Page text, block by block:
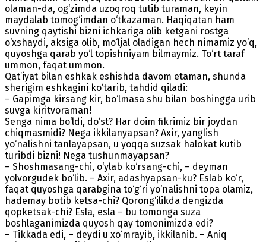
olaman-da, og‘zimda uzoqroq tutib turaman, keyin
maydalab tomog‘imdan o‘tkazaman. Haqiqatan ham
suvning qaytishi bizni ichkariga olib ketgani rostga
o‘xshaydi, aksiga olib, mo‘ljal oladigan hech nimamiz yo‘q,
quyoshga qarab yo‘l topishniyam bilmaymiz. To‘rt taraf
ummon, faqat ummon.
Qat’iyat bilan eshkak eshishda davom etaman, shunda
sherigim eshkagini ko‘tarib, tahdid qiladi:
– Gapimga kirsang kir, bo‘lmasa shu bilan boshingga urib
suvga kiritvoraman!
Senga nima bo‘ldi, do‘st? Har doim fikrimiz bir joydan
chiqmasmidi? Nega ikkilanyapsan? Axir, yanglish
yo‘nalishni tanlayapsan, u yoqqa suzsak halokat kutib
turibdi bizni! Nega tushunmayapsan?
– Shoshmasang-chi, o‘ylab ko‘rsang-chi, – deyman
yolvorgudek bo‘lib. – Axir, adashyapsan-ku? Eslab ko‘r,
faqat quyoshga qarabgina to‘g‘ri yo‘nalishni topa olamiz,
hademay botib ketsa-chi? Qorong‘ilikda dengizda
qopketsak-chi? Esla, esla – bu tomonga suza
boshlaganimizda quyosh qay tomonimizda edi?
– Tikkada edi, – deydi u xo‘mrayib, ikkilanib. – Aniq